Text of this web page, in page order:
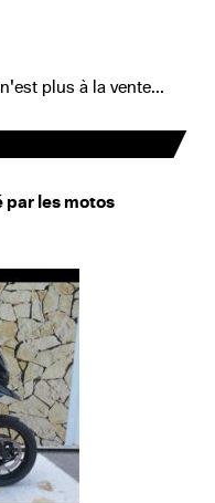
plus à la vente...
par les motos